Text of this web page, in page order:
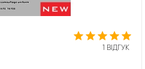
1 ВІДГУК